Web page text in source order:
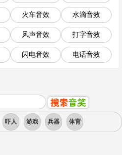
火车音效 水滴音效
风声音效 打字音效
闪电音效 电话音效
吓人 游戏 兵器 体育